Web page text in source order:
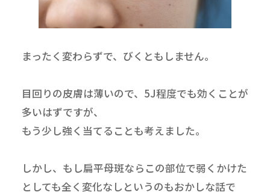
まったく変わらずで、びくともしません。
目回りの皮膚は薄いので、5J程度でも効くことが
多いはずですが、
もう少し強く当てることも考えました。
しかし、もし扁平母斑ならこの部位で弱くかけた
としても全く変化なしというのもおかしな話で